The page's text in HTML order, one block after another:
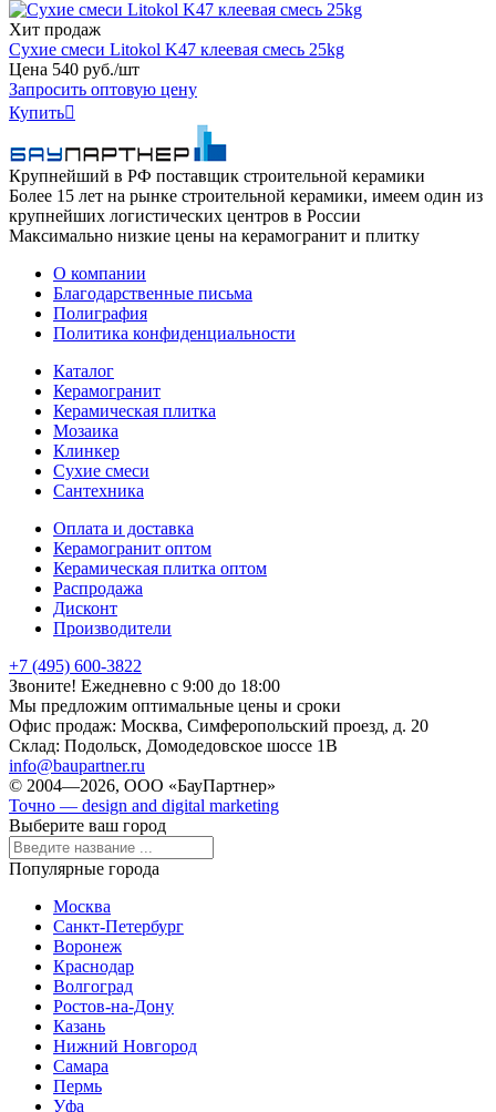
Хит продаж
Сухие смеси Litokol K47 клеевая смесь 25kg
Цена 540 руб./шт
Запросить оптовую цену
Купить
Крупнейший в РФ поставщик строительной керамики
Более 15 лет на рынке строительной керамики, имеем один из
крупнейших логистических центров в России
Максимально низкие цены на керамогранит и плитку
О компании
Благодарственные письма
Полиграфия
Политика конфиденциальности
Каталог
Керамогранит
Керамическая плитка
Мозаика
Клинкер
Сухие смеси
Сантехника
Оплата и доставка
Керамогранит оптом
Керамическая плитка оптом
Распродажа
Дисконт
Производители
+7 (495) 600-3822
Звоните! Ежедневно с 9:00 до 18:00
Мы предложим оптимальные цены и сроки
Офис продаж: Москва, Симферопольский проезд, д. 20
Склад: Подольск, Домодедовское шоссе 1В
info@baupartner.ru
© 2004—2026, ООО «БауПартнер»
Точно — design and digital marketing
Выберите ваш город
Популярные города
Москва
Санкт-Петербург
Воронеж
Краснодар
Волгоград
Ростов-на-Дону
Казань
Нижний Новгород
Самара
Пермь
Уфа